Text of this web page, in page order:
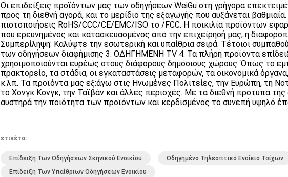
Οι επιδείξεις προϊόντων μας των οδηγήσεων WeiGu στη γρήγορα
προς τη διεθνή αγορά, και το μερίδιο της εξαγωγής που αυξάνεται
πιστοποιήσεις RoHS/CCC/CE/EMC/ISO το /FCC. Η ποικιλία προϊόντων
που ερευνημένος και κατασκευασμένος από την επιχείρησή μας, η
Συμπερίληψη: Καλύψτε την εσωτερική και υπαίθρια σειρά. Τέτοιοι
των οδηγήσεων διαφήμισης 3. ΟΔΗΓΗΜΕΝΗ TV 4. Τα πλήρη προϊόντα
χρησιμοποιούνται ευρέως στους διάφορους δημόσιους χώρους: Όπως το
πρακτορείο, τα στάδια, οι εγκαταστάσεις μεταφορών, τα οικονομικά
κ.λπ. Τα προϊόντα μας εξ:άγω στις Ηνωμένες Πολιτείες, την Ευρώπη, τη
το Χονγκ Κονγκ, την Ταϊβάν και άλλες περιοχές. Με τα διεθνή πρότυπα
αυστηρά την ποιότητα των προϊόντων και κερδισμένος το συνεπή υψηλό
ετικέτα:
Επίδειξη Των Οδηγήσεων Σκηνικού Ενοικίου
Οδηγημένο Τηλεοπτικό Ενοίκιο Τοίχων
Επίδειξη Των Υπαίθριων Οδηγήσεων Ενοικίου